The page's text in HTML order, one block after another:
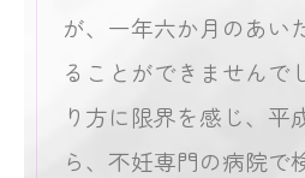
が、一年六か月のあい
ることができませんで
り方に限界を感じ、平
ら、不妊専門の病院で